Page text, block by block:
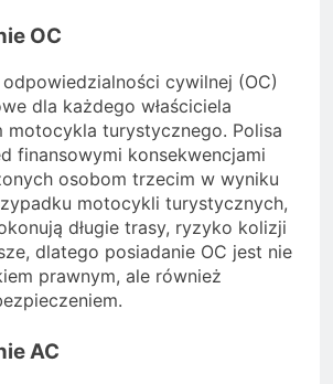
OC
cywilnej (OC)
dla każdego właściciela
motocykla turystycznego. Polisa
finansowymi konsekwencjami
osobom trzecim w wyniku
motocykli turystycznych,
długie trasy, ryzyko kolizji
dlatego posiadanie OC jest nie
prawnym, ale również
AC